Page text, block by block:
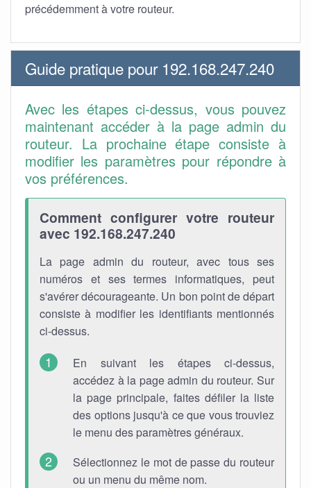
précédemment à votre routeur.
Guide pratique pour 192.168.247.240
Avec les étapes ci-dessus, vous pouvez
maintenant accéder à la page admin du
routeur. La prochaine étape consiste à
modifier les paramètres pour répondre à
vos préférences.
Comment configurer votre routeur
avec 192.168.247.240
La page admin du routeur, avec tous ses
numéros et ses termes informatiques, peut
s'avérer décourageante. Un bon point de départ
consiste à modifier les identifiants mentionnés
ci-dessus.
En suivant les étapes ci-dessus,
accédez à la page admin du routeur. Sur
la page principale, faites défiler la liste
des options jusqu'à ce que vous trouviez
le menu des paramètres généraux.
Sélectionnez le mot de passe du routeur
ou un menu du même nom.